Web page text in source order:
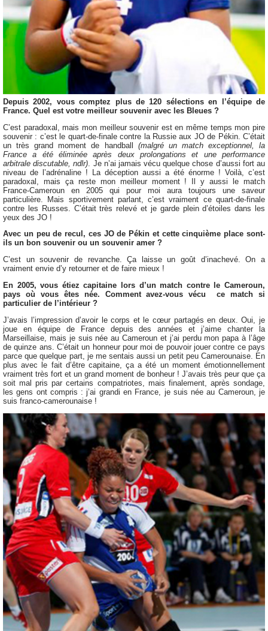
Depuis 2002, vous comptez plus de 120 sélections en l’équipe de
France. Quel est votre meilleur souvenir avec les Bleues ?
C’est paradoxal, mais mon meilleur souvenir est en même temps mon pire
souvenir : c’est le quart-de-finale contre la Russie aux JO de Pékin. C’était
un très grand moment de handball (malgré un match exceptionnel, la
France a été éliminée après deux prolongations et une performance
arbitrale discutable, ndlr) . Je n’ai jamais vécu quelque chose d’aussi fort au
niveau de l’adrénaline ! La déception aussi a été énorme ! Voilà, c’est
paradoxal, mais ça reste mon meilleur moment ! Il y aussi le match
France-Cameroun en 2005 qui pour moi aura toujours une saveur
particulière. Mais sportivement parlant, c’est vraiment ce quart-de-finale
contre les Russes. C’était très relevé et je garde plein d’étoiles dans les
yeux des JO !
Avec un peu de recul, ces JO de Pékin et cette cinquième place sont-
ils un bon souvenir ou un souvenir amer ?
C’est un souvenir de revanche. Ça laisse un goût d’inachevé. On a
vraiment envie d’y retourner et de faire mieux !
En 2005, vous étiez capitaine lors d’un match contre le Cameroun,
pays où vous êtes née. Comment avez-vous vécu ce match si
particulier de l’intérieur ?
J’avais l’impression d’avoir le corps et le cœur partagés en deux. Oui, je
joue en équipe de France depuis des années et j’aime chanter la
Marseillaise, mais je suis née au Cameroun et j’ai perdu mon papa à l’âge
de quinze ans. C’était un honneur pour moi de pouvoir jouer contre ce pays
parce que quelque part, je me sentais aussi un petit peu Camerounaise. En
plus avec le fait d’être capitaine, ça a été un moment émotionnellement
vraiment très fort et un grand moment de bonheur ! J’avais très peur que ça
soit mal pris par certains compatriotes, mais finalement, après sondage,
les gens ont compris : j’ai grandi en France, je suis née au Cameroun, je
suis franco-camerounaise !